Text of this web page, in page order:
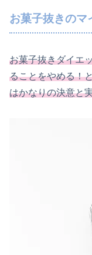
お菓子抜きのマ
お菓子抜きダイエ
ることをやめる！
はかなりの決意と